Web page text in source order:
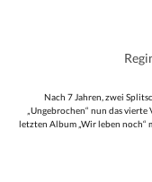
Nach 7 Jahren, zwei
„Ungebrochen“ nun das
letzten Album „Wir leben noch“
ganz klar, wo man politisch